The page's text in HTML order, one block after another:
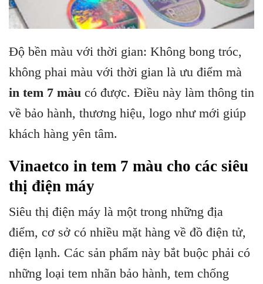
Độ bền màu với thời gian: Không bong tróc,
không phai màu với thời gian là ưu điểm mà
in tem 7 màu có được. Điều này làm thông tin
về bảo hành, thương hiệu, logo như mới giúp
khách hàng yên tâm.
Vinaetco in tem 7 màu cho các siêu
thị điện máy
Siêu thị điện máy là một trong những địa
điểm, cơ sở có nhiều mặt hàng về đồ điện tử,
điện lạnh. Các sản phẩm này bắt buộc phải có
những loại tem nhãn bảo hành, tem chống